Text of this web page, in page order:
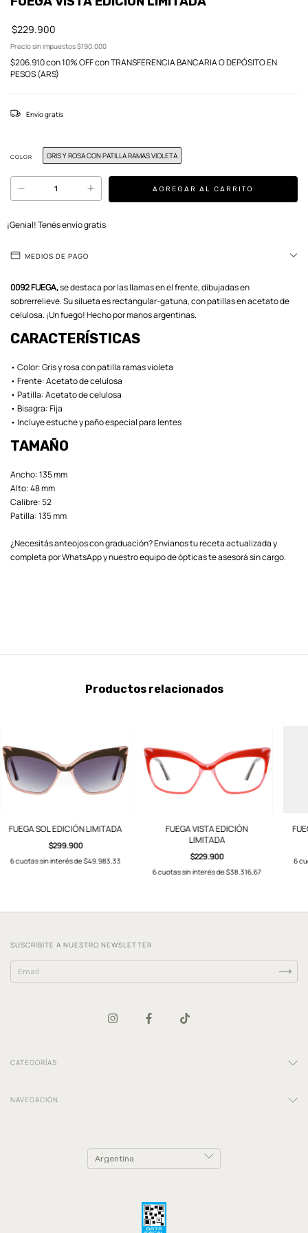
$229.900
Precio sin impuestos$190.000
$206.910con10% OFF con TRANSFERENCIA BANCARIA O DEPÓSITO EN
PESOS (ARS)
Envío gratis
COLOR GRIS Y ROSA CON PATILLA RAMAS VIOLETA
¡Genial! Tenés envío gratis
MEDIOS DE PAGO
0092 FUEGA,se destaca por las llamas en el frente, dibujadas en
sobrerrelieve. Su silueta es rectangular-gatuna, con patillas en acetato de
celulosa. ¡Un fuego! Hecho por manos argentinas.
CARACTERÍSTICAS
• Color: Gris y rosa con patilla ramas violeta
• Frente: Acetato de celulosa
• Patilla: Acetato de celulosa
• Bisagra: Fija
• Incluye estuche y paño especial para lentes
TAMAÑO
Ancho: 135 mm
Alto: 48 mm
Calibre: 52
Patilla: 135 mm
¿Necesitás anteojos con graduación? Envianos tu receta actualizada y
completa por WhatsApp y nuestro equipo de ópticas te asesorá sin cargo.
Productos relacionados
FUEGA SOL EDICIÓN LIMITADA
$299.900
6cuotas sin interés de$49.983,33
FUEGA VISTA EDICIÓN
LIMITADA
$229.900
6cuotas sin interés de$38.316,67
6
SUSCRIBITE A NUESTRO NEWSLETTER
CATEGORÍAS
NAVEGACIÓN